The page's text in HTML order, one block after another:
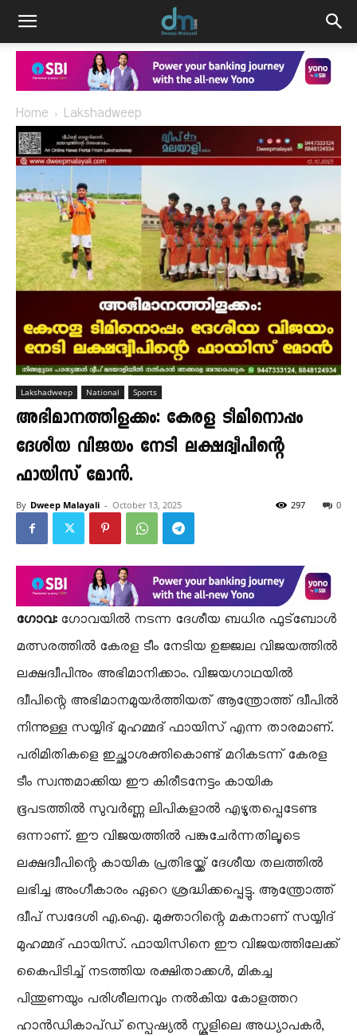
Home Lakshadweep
Lakshadweep National Sports
അഭിമാനത്തിളക്കം: കേരള ടീമിനൊപ്പം
ദേശീയ വിജയം നേടി ലക്ഷദ്വീപിന്റെ
ഫായിസ് മോൻ.
By Dweep Malayali - October 13, 2025 0
297
ഗോവ:ഗോവയിൽ നടന്ന ദേശീയ ബധിര ഫുട്‌ബോൾ
മത്സരത്തിൽ കേരള ടീം നേടിയ ഉജ്ജ്വല വിജയത്തിൽ
ലക്ഷദ്വീപിനും അഭിമാനിക്കാം. വിജയഗാഥയിൽ
ദ്വീപിന്റെ അഭിമാനമുയർത്തിയത് ആന്ത്രോത്ത് ദ്വീപിൽ
നിന്നുള്ള സയ്യിദ് മുഹമ്മദ് ഫായിസ് എന്ന താരമാണ്.
പരിമിതികളെ ഇച്ഛാശക്തികൊണ്ട് മറികടന്ന് കേരള
ടീം സ്വന്തമാക്കിയ ഈ കിരീടനേട്ടം കായിക
ഭൂപടത്തിൽ സുവർണ്ണ ലിപികളാൽ എഴുതപ്പെടേണ്ട
ഒന്നാണ്. ഈ വിജയത്തിൽ പങ്കുചേർന്നതിലൂടെ
ലക്ഷദ്വീപിന്റെ കായിക പ്രതിഭയ്ക്ക് ദേശീയ തലത്തിൽ
ലഭിച്ച അംഗീകാരം ഏറെ ശ്രദ്ധിക്കപ്പെട്ടു. ആന്ത്രോത്ത്
ദ്വീപ് സ്വദേശി എ.ഐ. മുക്താറിന്റെ മകനാണ് സയ്യിദ്
മുഹമ്മദ് ഫായിസ്. ഫായിസിനെ ഈ വിജയത്തിലേക്ക്
കൈപിടിച്ച് നടത്തിയ രക്ഷിതാക്കൾ, മികച്ച
പിന്തുണയും പരിശീലനവും നൽകിയ കോളത്തറ
ഹാൻഡികാപ്ഡ് സ്പെഷ്യൽ സ്കൂളിലെ അധ്യാപകർ,